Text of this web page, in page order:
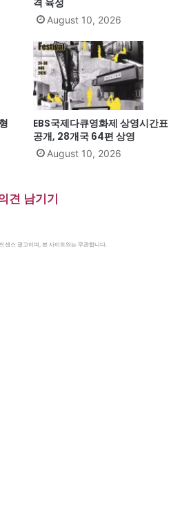
August 10, 2026
EBS국제다큐영화제 상영시간표
공개, 28개국 64편 상영
August 10, 2026
견 남기기
센스 광고이며, 본 사이트와는 무관합니다.